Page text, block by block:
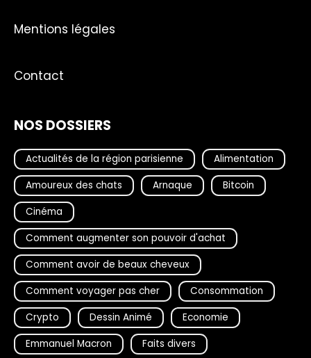
Mentions légales
Contact
NOS DOSSIERS
Actualités de la région parisienne
Alimentation
Amoureux des chats
Arnaque
Bitcoin
Cinéma
Comment augmenter son pouvoir d'achat
Comment avoir de beaux cheveux
Comment voyager pas cher
Consommation
Crypto
Dessin Animé
Economie
Emmanuel Macron
Faits divers